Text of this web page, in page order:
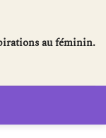
au féminin.